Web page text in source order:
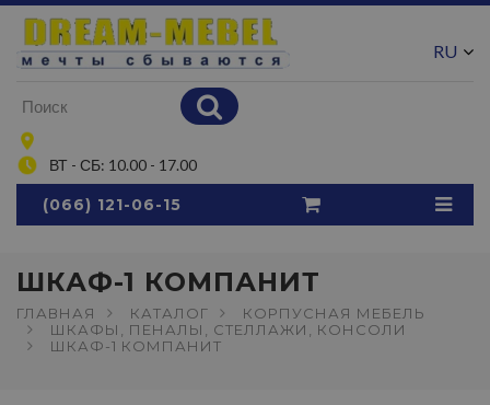
ВТ - СБ: 10.00 - 17.00
RU
(066) 121-06-15
ШКАФ-1 КОМПАНИТ
ГЛАВНАЯ КАТАЛОГ
КОРПУСНАЯ МЕБЕЛЬ
ШКАФЫ, ПЕНАЛЫ, СТЕЛЛАЖИ, КОНСОЛИ
ШКАФ-1 КОМПАНИТ